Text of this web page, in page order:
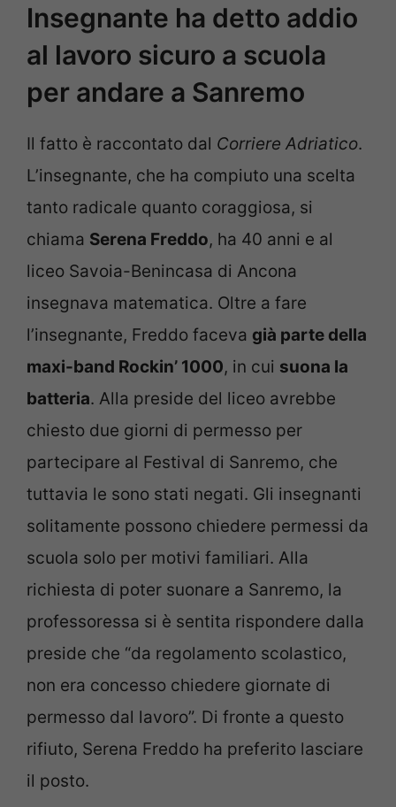
Insegnante ha detto addio
al lavoro sicuro a scuola
per andare a Sanremo
Il fatto è raccontato dal Corriere Adriatico.
L’insegnante, che ha compiuto una scelta
tanto radicale quanto coraggiosa, si
chiama Serena Freddo, ha 40 anni e al
liceo Savoia-Benincasa di Ancona
insegnava matematica. Oltre a fare
l’insegnante, Freddo faceva già parte della
maxi-band Rockin’ 1000, in cui suona la
batteria. Alla preside del liceo avrebbe
chiesto due giorni di permesso per
partecipare al Festival di Sanremo, che
tuttavia le sono stati negati. Gli insegnanti
solitamente possono chiedere permessi da
scuola solo per motivi familiari. Alla
richiesta di poter suonare a Sanremo, la
professoressa si è sentita rispondere dalla
preside che “da regolamento scolastico,
non era concesso chiedere giornate di
permesso dal lavoro”. Di fronte a questo
rifiuto, Serena Freddo ha preferito lasciare
il posto.